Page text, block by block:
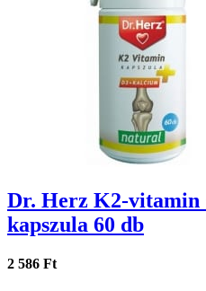
Dr. Herz K2-vitamin
kapszula 60 db
2 586 Ft